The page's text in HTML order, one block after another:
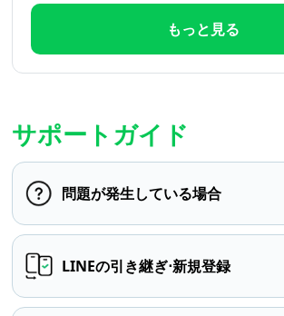
もっと見る
サポートガイド
問題が発生している場合
LINEの引き継ぎ⋅新規登録